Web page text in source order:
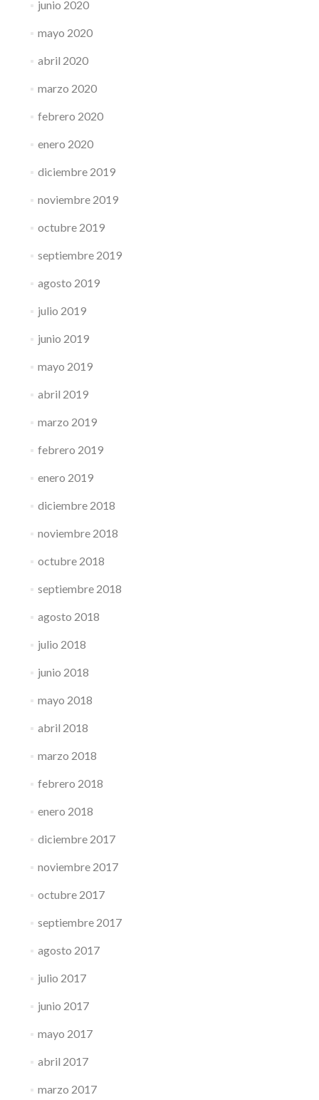
junio 2020
mayo 2020
abril 2020
marzo 2020
febrero 2020
enero 2020
diciembre 2019
noviembre 2019
octubre 2019
septiembre 2019
agosto 2019
julio 2019
junio 2019
mayo 2019
abril 2019
marzo 2019
febrero 2019
enero 2019
diciembre 2018
noviembre 2018
octubre 2018
septiembre 2018
agosto 2018
julio 2018
junio 2018
mayo 2018
abril 2018
marzo 2018
febrero 2018
enero 2018
diciembre 2017
noviembre 2017
octubre 2017
septiembre 2017
agosto 2017
julio 2017
junio 2017
mayo 2017
abril 2017
marzo 2017